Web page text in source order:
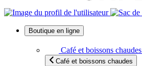
Boutique en ligne
Café et boissons chaudes
Café et boissons chaudes